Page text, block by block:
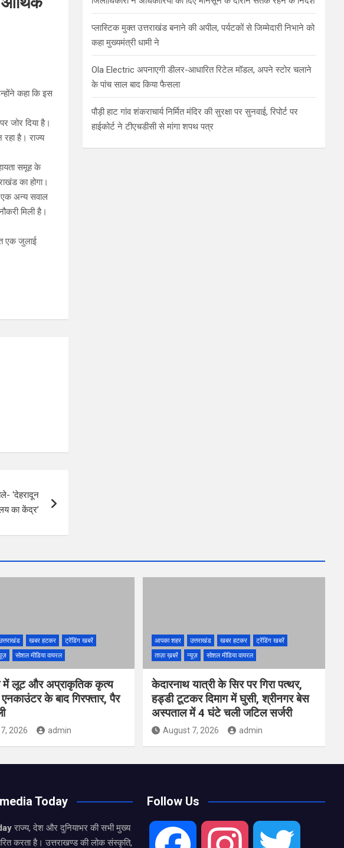
कहा कि इस
जोर दिया है।
है। राज्य
समूह के
का होगा।
एक अन्य सवाल
मिली है।
एक जुलाई
‘देहरादून
का केंद्र’
प्लास्टिक मुक्त उत्तराखंड बनाने की अपील, पर्यटकों से जिम्मेदारी निभाने को
कहा मुख्यमंत्री धामी ने
Ola Electric अपनाएगी डीलर-आधारित रिटेल मॉडल, अपने स्टोर चलाने
के पांच साल बाद किया फैसला
पौड़ी हाट गांव शंकराचार्य निर्मित मंदिर की सुरक्षा पर सुनवाई, रिपोर्ट पर
हाईकोर्ट ने टीएचडीसी से मांगा शपथ पत्र
खबर हटकर
ट्रेंडिंग खबरें
सोशल मीडिया वायरल
में लूट और अप्राकृतिक कृत्य
के बाद गिरफ्तार, पैर
2026 admin
आपका शहर उत्तराखंड खबर हटकर
ट्रेंडिंग खबरें
ताज़ा ख़बरें
न्यूज़ सोशल मीडिया वायरल
केदारनाथ यात्री के सिर पर गिरा पत्थर,
हड्डी टूटकर दिमाग में घुसी, श्रीनगर बेस
अस्पताल में 4 घंटे चली जटिल सर्जरी
August 7, 2026 admin
Today
राज्य, देश और दुनियाभर की सभी मुख्य
करता है। उत्तराखण्ड की लोक संस्कृति,
Follow Us